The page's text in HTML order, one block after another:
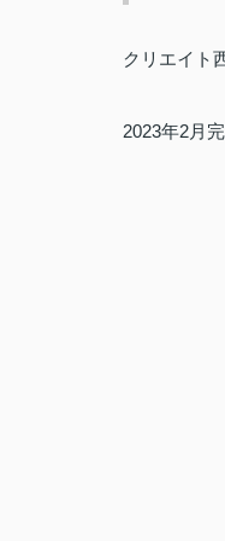
クリエイト
2023年2月